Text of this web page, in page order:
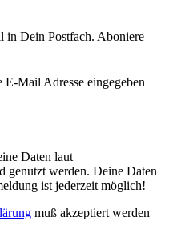
in Dein Postfach. Aboniere
E-Mail Adresse eingegeben
Daten laut
genutzt werden. Deine Daten
ist jederzeit möglich!
muß akzeptiert werden